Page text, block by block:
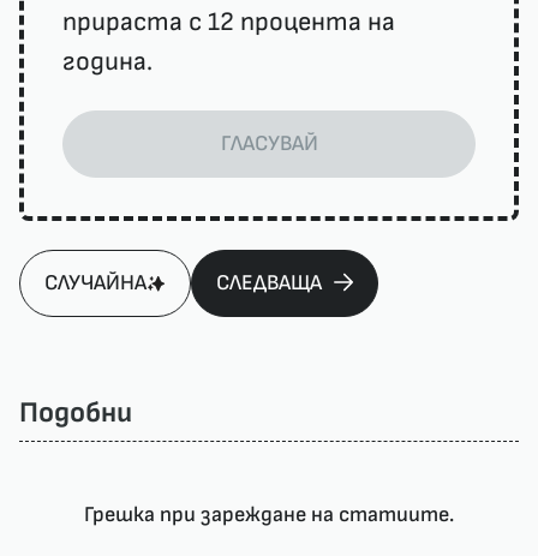
прираста с 12 процента на
година.
ГЛАСУВАЙ
СЛУЧАЙНА СЛЕДВАЩА
Подобни
Грешка при зареждане на статиите.